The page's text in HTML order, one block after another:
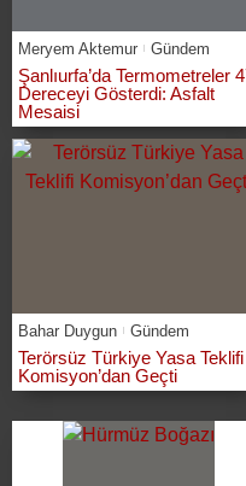
Meryem Aktemur Gündem
Şanlıurfa’da Termometreler
Dereceyi Gösterdi: Asfalt
Mesaisi
Bahar Duygun Gündem
Terörsüz Türkiye Yasa Teklifi
Komisyon’dan Geçti